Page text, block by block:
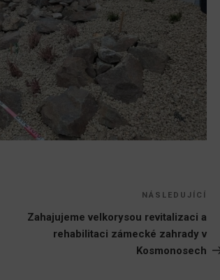
NÁSLEDUJÍCÍ
Zahajujeme velkorysou revitalizaci a
rehabilitaci zámecké zahrady v
Kosmonosech